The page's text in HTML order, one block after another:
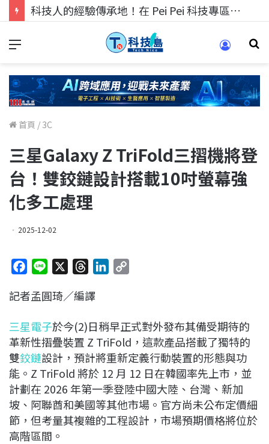
科技人找工作，就到TECH+ 科技專區!
首頁 / 3C
三星Galaxy Z TriFold三摺機將登
台！雙鉸鏈設計搭載10吋螢幕強
化多工處理
2025-12-02
c
b
o
o
k
n
r
a
d
s
e
d
I
n
L
i
n
k
記者孟圓琦／編譯
三星電子於今(2)日稍早正式對外發布其備受期待的
革新性摺疊裝置 Z TriFold ，這款產品搭載了獨特的
雙鉸鏈設計，預計將重新定義行動裝置的形態與功
能。 Z TriFold將於 12 月 12 日在韓國率先上市，並
計劃在 2026年第一季登陸中國大陸、台灣、新加
坡、阿聯酋和美國等其他市場。官方尚未公布定價細
節，但考量其複雜的工程設計，市場預期價格將位於
高階區間。